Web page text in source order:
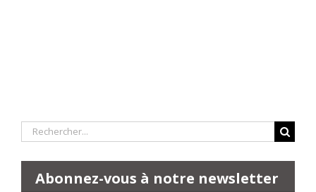
Rechercher:
Abonnez-vous à notre newsletter